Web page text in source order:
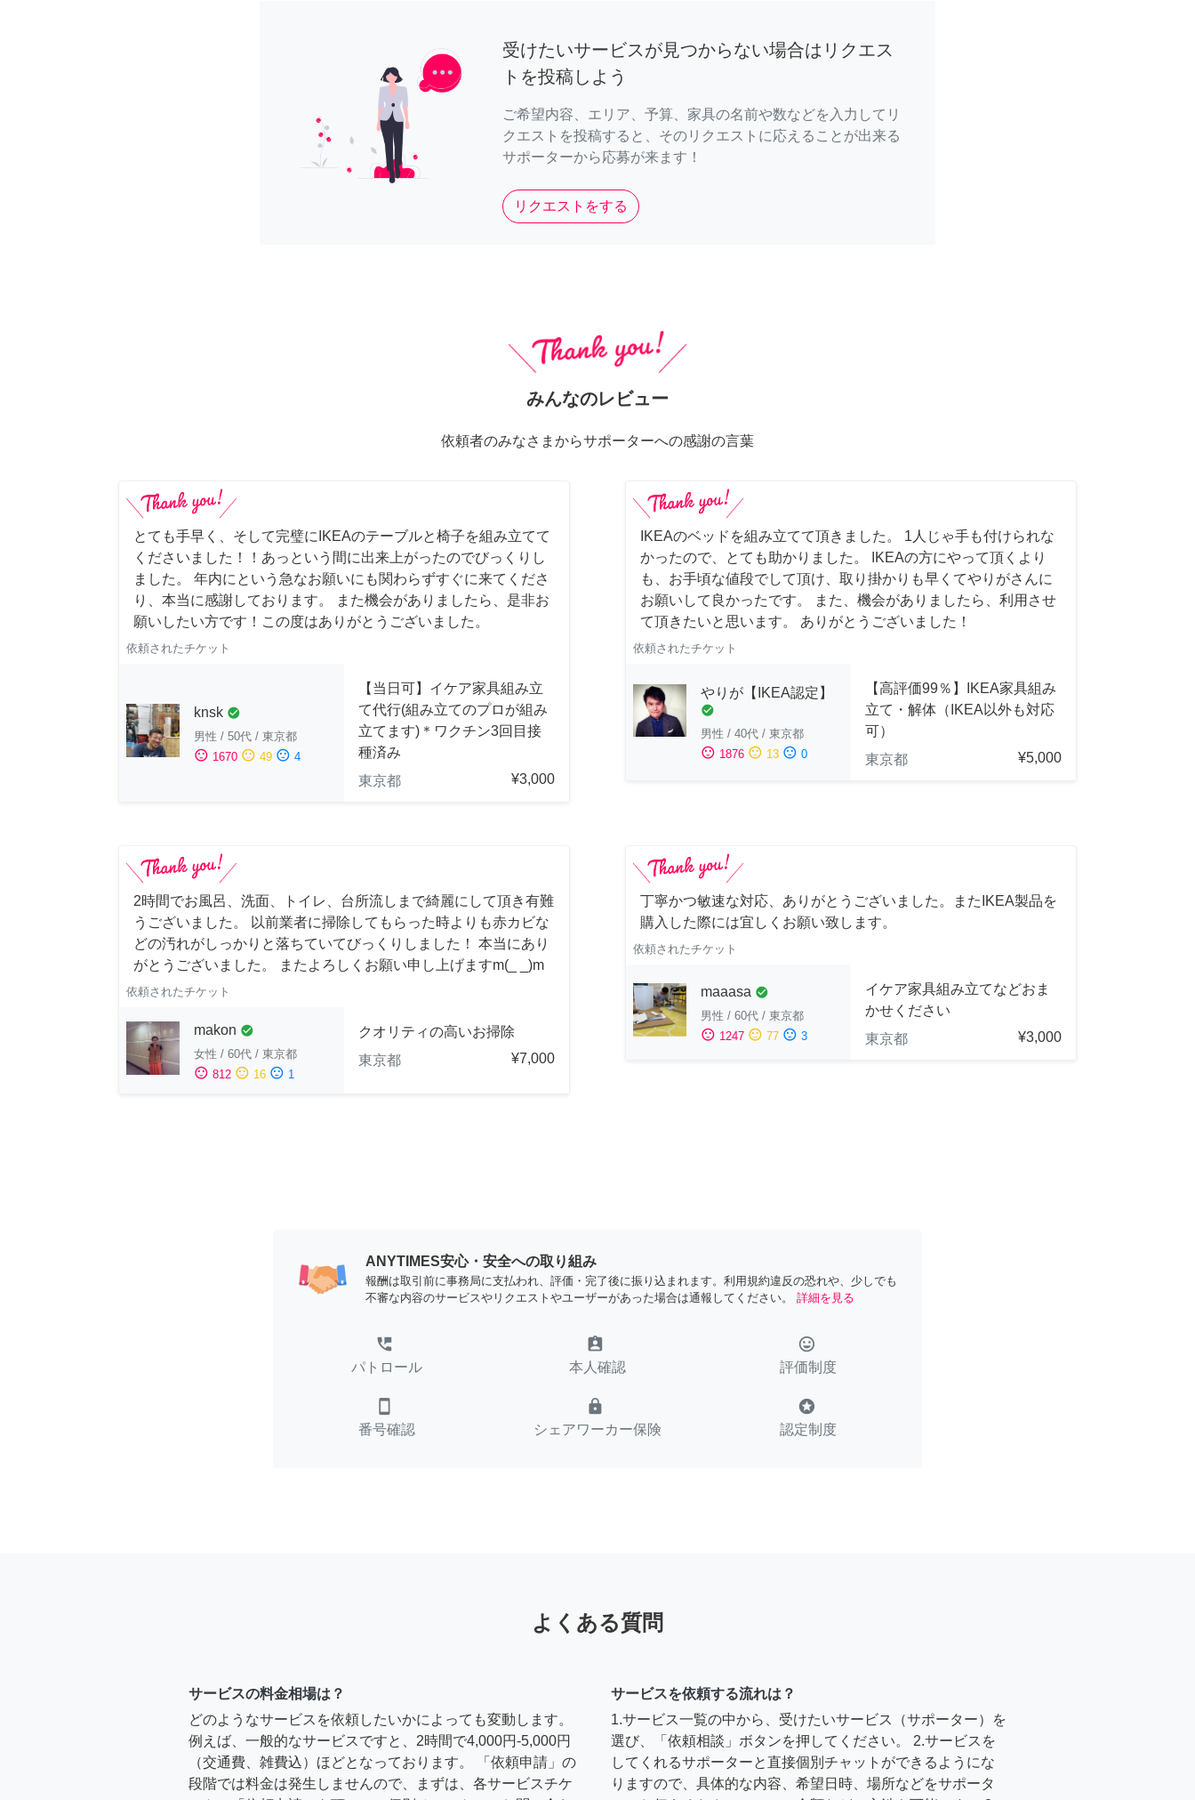
受けたいサービスが見つからない場合はリクエス
トを投稿しよう
ご希望内容、エリア、予算、家具の名前や数などを入力してリ
クエストを投稿すると、そのリクエストに応えることが出来る
サポーターから応募が来ます！
リクエストをする
みんなのレビュー
依頼者のみなさまからサポーターへの感謝の言葉
とても手早く、そして完璧にIKEAのテーブルと椅子を組み立てて
くださいました！！あっという間に出来上がったのでびっくりし
ました。 年内にという急なお願いにも関わらずすぐに来てくださ
り、本当に感謝しております。 また機会がありましたら、是非お
願いしたい方です！この度はありがとうございました。
依頼されたチケット
knsk check_circle
男性 / 50代 / 東京都
sentiment_satisfied 1670 sentiment_neutral 49 sentiment_dissatisfied 4
【当日可】イケア家具組み立
て代行(組み立てのプロが組み
立てます)＊ワクチン3回目接
種済み
東京都
¥3,000
IKEAのベッドを組み立てて頂きました。 1人じゃ手も付けられな
かったので、とても助かりました。 IKEAの方にやって頂くより
も、お手頃な値段でして頂け、取り掛かりも早くてやりがさんに
お願いして良かったです。 また、機会がありましたら、利用させ
て頂きたいと思います。 ありがとうございました！
依頼されたチケット
やりが【IKEA認定】
check_circle
男性 / 40代 / 東京都
sentiment_satisfied 1876 sentiment_neutral 13 sentiment_dissatisfied 0
【高評価99％】IKEA家具組み
立て・解体（IKEA以外も対応
可）
東京都
¥5,000
2時間でお風呂、洗面、トイレ、台所流しまで綺麗にして頂き有難
うございました。 以前業者に掃除してもらった時よりも赤カビな
どの汚れがしっかりと落ちていてびっくりしました！ 本当にあり
がとうございました。 またよろしくお願い申し上げますm(_ _)m
依頼されたチケット
makon check_circle
女性 / 60代 / 東京都
sentiment_satisfied 812 sentiment_neutral 16 sentiment_dissatisfied 1
クオリティの高いお掃除
東京都
¥7,000
丁寧かつ敏速な対応、ありがとうございました。またIKEA製品を
購入した際には宜しくお願い致します。
依頼されたチケット
maaasa check_circle
男性 / 60代 / 東京都
sentiment_satisfied 1247 sentiment_neutral 77 sentiment_dissatisfied 3
イケア家具組み立てなどおま
かせください
東京都
¥3,000
ANYTIMES安心・安全への取り組み
報酬は取引前に事務局に支払われ、評価・完了後に振り込まれます。利用規約違反の恐れや、少しでも
不審な内容のサービスやリクエストやユーザーがあった場合は通報してください。
詳細を見る
perm_phone_msg
パトロール
assignment_ind
本人確認
tag_faces
評価制度
smartphone
番号確認
lock
シェアワーカー保険
stars
認定制度
よくある質問
サービスの料金相場は？
どのようなサービスを依頼したいかによっても変動します。
例えば、一般的なサービスですと、2時間で4,000円-5,000円
（交通費、雑費込）ほどとなっております。 「依頼申請」の
段階では料金は発生しませんので、まずは、各サービスチケ
サービスを依頼する流れは？
1.サービス一覧の中から、受けたいサービス（サポーター）を
選び、「依頼相談」ボタンを押してください。 2.サービスを
してくれるサポーターと直接個別チャットができるようにな
りますので、具体的な内容、希望日時、場所などをサポータ